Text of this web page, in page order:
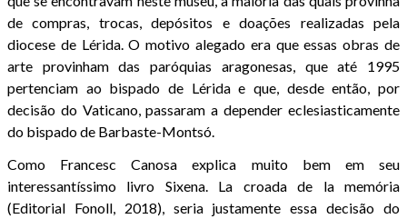
de compras, trocas, depósitos e doações realizadas pela
diocese de Lérida. O motivo alegado era que essas obras de
arte provinham das paróquias aragonesas, que até 1995
pertenciam ao bispado de Lérida e que, desde então, por
decisão do Vaticano, passaram a depender eclesiasticamente
do bispado de Barbaste-Montsó.
Como Francesc Canosa explica muito bem em seu
interessantíssimo livro Sixena. La croada de la memória
(Editorial Fonoll, 2018), seria justamente essa decisão do